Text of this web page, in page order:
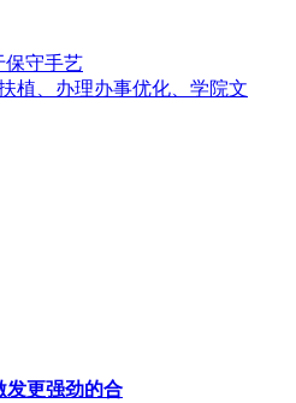
保守手艺
植、办理办事优化、学院文
发更强劲的合